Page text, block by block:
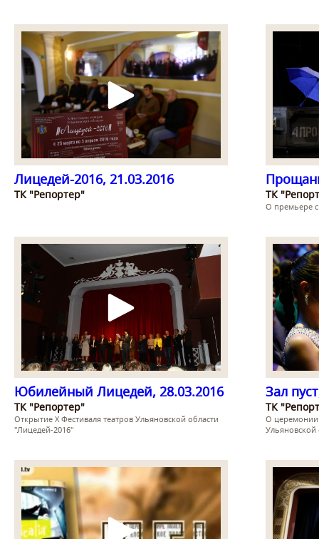
Лицедей-2016, 21.03.2016
ТК "Репортер" ТК
О премьере
Юбилейный Лицедей, 28.03.2016
ТК "Репортер"
Открытие Х Фестиваля театров Ульяновской области
"Лицедей-2016"
Зал
ТК
О церемонии
Ульяновской